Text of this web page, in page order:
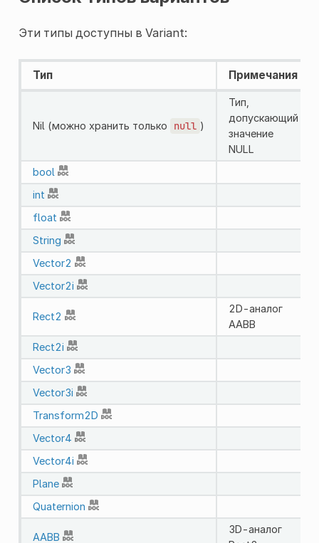
Эти типы доступны в Variant:
Тип Примечания
Nil (можно хранить только null )
Тип,
допускающий
значение
NULL
bool
int
float
String
Vector2
Vector2i
Rect2
2D-аналог
AABB
Rect2i
Vector3
Vector3i
Transform2D
Vector4
Vector4i
Plane
Quaternion
AABB
3D-аналог